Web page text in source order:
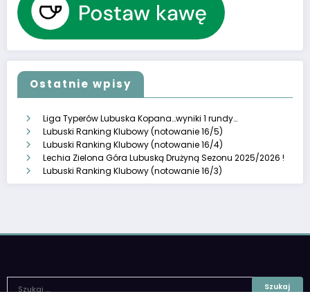
Ostatnie wpisy
Liga Typerów Lubuska Kopana…wyniki 1 rundy…
Lubuski Ranking Klubowy (notowanie 16/5)
Lubuski Ranking Klubowy (notowanie 16/4)
Lechia Zielona Góra Lubuską Drużyną Sezonu 2025/2026 !
Lubuski Ranking Klubowy (notowanie 16/3)